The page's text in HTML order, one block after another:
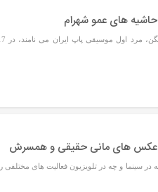
حاشیه های عمو شهرام
شهرام شب پره که بسیاری او را بعد از ویگن، مرد
عکس های مانی حقیقی و همسرش
سینما و چه در تلویزیون فعالیت های مختلفی